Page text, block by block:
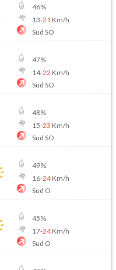
46%
13-21 Km/h
Sud SO
47%
14-22 Km/h
Sud SO
48%
15-23 Km/h
Sud SO
49%
16-24Km/h
Sud O
45%
17-24Km/h
Sud O